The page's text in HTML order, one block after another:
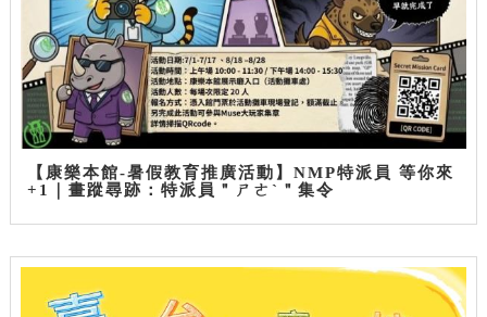
【康樂本館-暑假教育推廣活動】NMP特派員 等你來
+1｜畫蹤尋跡：特派員＂ㄕㄜˋ＂集令